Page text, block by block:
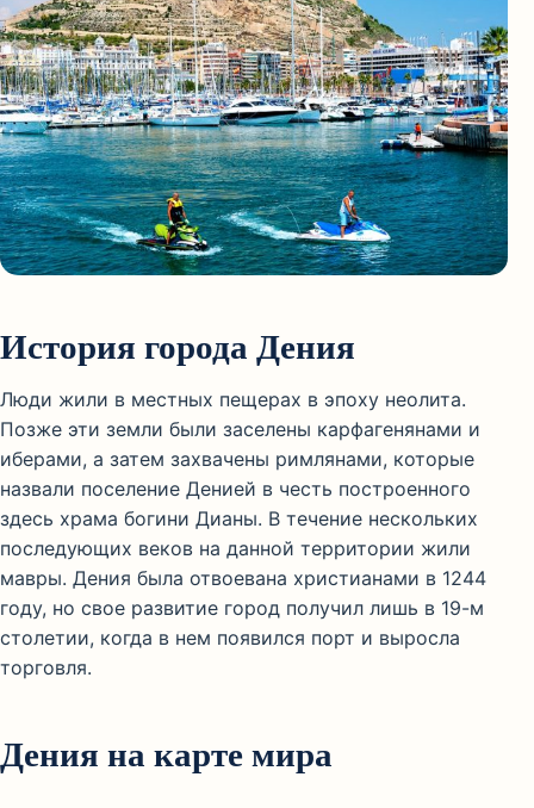
История города Дения
Люди жили в местных пещерах в эпоху неолита.
Позже эти земли были заселены карфагенянами и
иберами, а затем захвачены римлянами, которые
назвали поселение Денией в честь построенного
здесь храма богини Дианы. В течение нескольких
последующих веков на данной территории жили
мавры. Дения была отвоевана христианами в 1244
году, но свое развитие город получил лишь в 19-м
столетии, когда в нем появился порт и выросла
торговля.
Дения на карте мира